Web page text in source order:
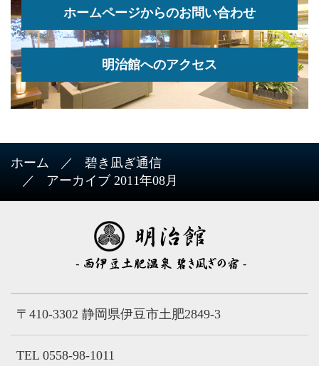
ホームページからのお問い合わせ
明治館へのアクセス
ホーム
碧き凪ぎ通信
アーカイブ 2011年08月
〒410-3302 静岡県伊豆市土肥2849-3
TEL 0558-98-1011